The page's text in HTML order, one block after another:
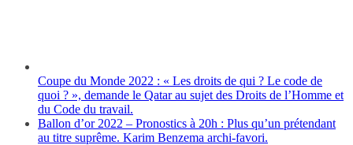
Coupe du Monde 2022 : « Les droits de qui ? Le code de
quoi ? », demande le Qatar au sujet des Droits de l’Homme et
du Code du travail.
Ballon d’or 2022 – Pronostics à 20h : Plus qu’un prétendant
au titre suprême. Karim Benzema archi-favori.